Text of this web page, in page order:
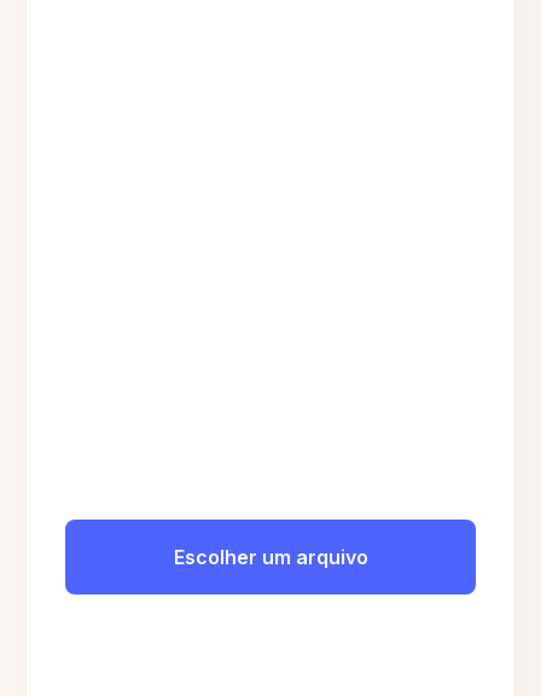
Escolher um arquivo